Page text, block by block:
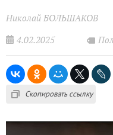
Николай БОЛЬШАКОВ
4.02.2025
Скопировать ссылку